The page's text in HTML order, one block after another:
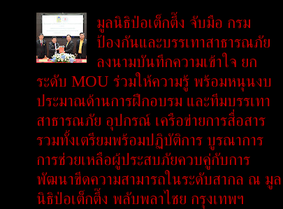
มูลนิธิป่อเต็กตึ๊ง จับมือ กรม
ป้องกันและบรรเทาสาธารณภัย
ลงนามบันทึกความเข้าใจ ยก
ระดับ MOU ร่วมให้ความรู้ พร้อมหนุนงบ
ประมาณด้านการฝึกอบรม และทีมบรรเทา
สาธารณภัย อุปกรณ์ เครือข่ายการสื่อสาร
รวมทั้งเตรียมพร้อมปฏิบัติการ บูรณาการ
การช่วยเหลือผู้ประสบภัยควบคู่กับการ
พัฒนาขีดความสามารถในระดับสากล ณ มูล
นิธิป่อเต็กตึ๊ง พลับพลาไชย กรุงเทพฯ